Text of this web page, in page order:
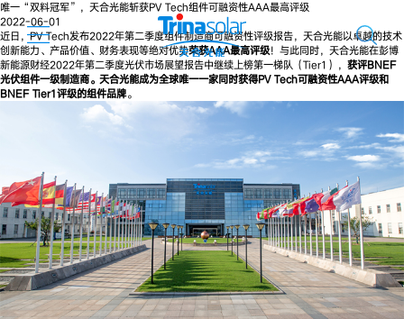
唯一“双料冠军”，天合光能斩获PV Tech组件可融资性AAA最高评级
2022-06-01
近日，PV Tech发布2022年第二季度组件制造商可融资性评级报告，天合光能以卓越的技术
创新能力、产品价值、财务表现等绝对优势荣获AAA最高评级！与此同时，天合光能在彭博
新能源财经2022年第二季度光伏市场展望报告中继续上榜第一梯队（Tier1）， 获评BNEF
光伏组件一级制造商。天合光能成为全球唯一一家同时获得PV Tech可融资性AAA评级和
BNEF Tier1评级的组件品牌。